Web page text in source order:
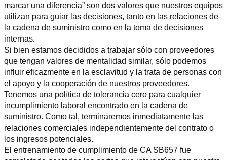
marcar una diferencia” son dos valores que nuestros equipos
utilizan para guiar las decisiones, tanto en las relaciones de
la cadena de suministro como en la toma de decisiones
internas.
Si bien estamos decididos a trabajar sólo con proveedores
que tengan valores de mentalidad similar, sólo podemos
influir eficazmente en la esclavitud y la trata de personas con
el apoyo y la cooperación de nuestros proveedores.
Tenemos una política de tolerancia cero para cualquier
incumplimiento laboral encontrado en la cadena de
suministro. Como tal, terminaremos inmediatamente las
relaciones comerciales independientemente del contrato o
los ingresos potenciales.
El entrenamiento de cumplimiento de CA SB657 fue